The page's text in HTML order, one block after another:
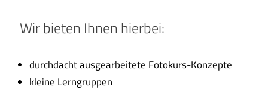
Wir bieten Ihnen hierbei:
durchdacht ausgearbeitete Fotokurs-Konzepte
kleine Lerngruppen